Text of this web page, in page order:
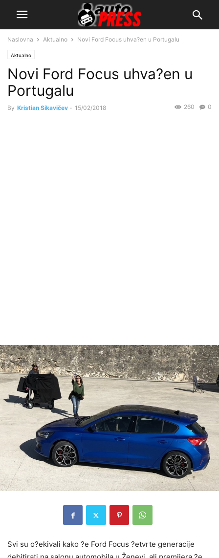
Naslovna Aktualno Novi Ford Focus uhva?en u Portugalu
Aktualno
Novi Ford Focus uhva?en u
Portugalu
By Kristian Sikavičev - 15/02/2018 0
260
Svi su o?ekivali kako ?e Ford Focus ?etvrte generacije